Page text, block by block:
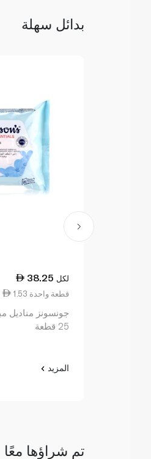
بدائل سهلة
38.25 لكل
1.53 قطعة واحدة
جونسونز مناديل
25 قطعة
المزيد
تم شراؤها معًا